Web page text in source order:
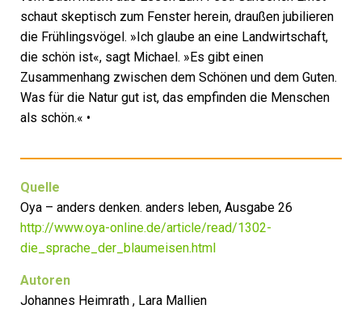
schaut skeptisch zum Fenster herein, draußen jubilieren
die Frühlingsvögel. »Ich glaube an eine Landwirtschaft,
die schön ist«, sagt Michael. »Es gibt einen
Zusammenhang zwischen dem Schönen und dem Guten.
Was für die Natur gut ist, das empfinden die Menschen
als schön.« •
Quelle
Oya – anders denken. anders leben, Ausgabe 26
http://www.oya-online.de/article/read/1302-
die_sprache_der_blaumeisen.html
Autoren
Johannes Heimrath , Lara Mallien